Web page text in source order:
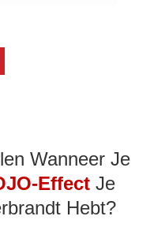
Wanneer Je
Effect Je
Hebt?